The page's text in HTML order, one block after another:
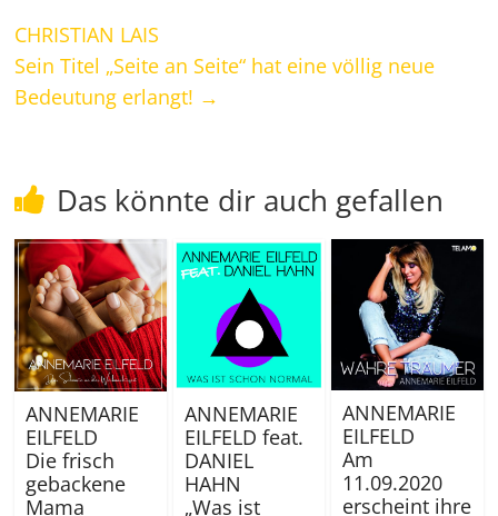
CHRISTIAN LAIS
Sein Titel „Seite an Seite“ hat eine völlig neue
Bedeutung erlangt! →
Das könnte dir auch gefallen
ANNEMARIE
EILFELD
Die frisch
gebackene
Mama
ANNEMARIE
EILFELD feat.
DANIEL
HAHN
„Was ist
ANNEMARIE
EILFELD
Am
11.09.2020
erscheint ihre